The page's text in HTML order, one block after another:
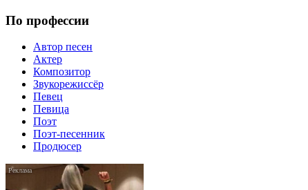
По профессии
Автор песен
Актер
Композитор
Звукорежиссёр
Певец
Певица
Поэт
Поэт-песенник
Продюсер